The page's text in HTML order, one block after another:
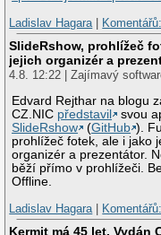
Ladislav Hagara |
SlideRshow, prohlížeč
jejich organizér a
4.8. 12:22 | Zajímavý
Edvard Rejthar na blogu
CZ.NIC představil
svou
SlideRshow
(GitHub ).
prohlížeč fotek, ale i jako
organizér a prezentátor.
běží přímo v prohlížeči.
Offline.
Ladislav Hagara |
Kermit má 45 let. Vydán